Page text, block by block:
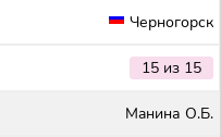
Черногорск
15 из 15
Maнина О.Б.